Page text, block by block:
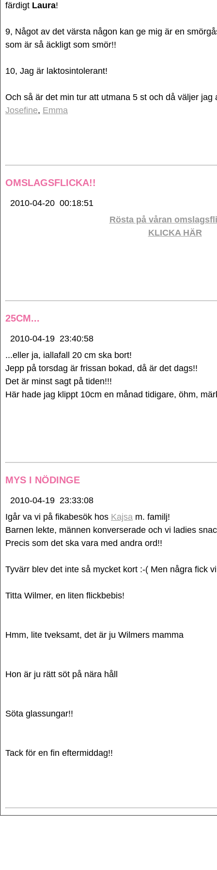
färdigt Laura!
9, Något av det värsta någon kan ge mig är en
som är så äckligt som smör!!
10, Jag är laktosintolerant!
Och så är det min tur att utmana 5 st och då väljer
Josefine, Emma
OMSLAGSFLICKA!!
2010-04-20 00:18:51
Rösta på våran
KLICKA HÄR
25CM...
2010-04-19 23:40:58
...eller ja, iallafall 20 cm ska bort!
Jepp på torsdag är frissan bokad, då är det dags!!
Det är minst sagt på tiden!!!
Här hade jag klippt 10cm en månad tidigare, öhm,
MYS I NÖDINGE
2010-04-19 23:33:08
Igår va vi på fikabesök hos Kajsa m. familj!
Barnen lekte, männen konverserade och vi ladies
Precis som det ska vara med andra ord!!
Tyvärr blev det inte så mycket kort :-( Men några fick
Titta Wilmer, en liten flickbebis!
Hmm, lite tveksamt, det är ju Wilmers mamma
Hon är ju rätt söt på nära håll
Söta glassungar!!
Tack för en fin eftermiddag!!